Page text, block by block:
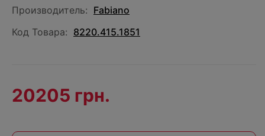
Производитель: Fabiano
Код Товара: 8220.415.1851
20205 грн.